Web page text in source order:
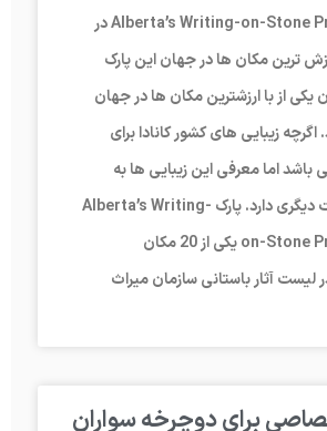
Alberta’s Writing-on-Stone Provincial Park در
ارزش ترین مکان ها در جهان این پارک
یکی از با ارزش­ترین مکان­ ها در جهان
زیبایی ­های کشور کانادا برای
اما معرفی این زیبایی ­ها به
جهانیان جذابیت دیگری دارد. پارک Alberta’s Writing-
on-Stone Provincial Park یکی از 20 مکان
لیست آثار باستانی سازمان میراث
برای دوچرخه سواران